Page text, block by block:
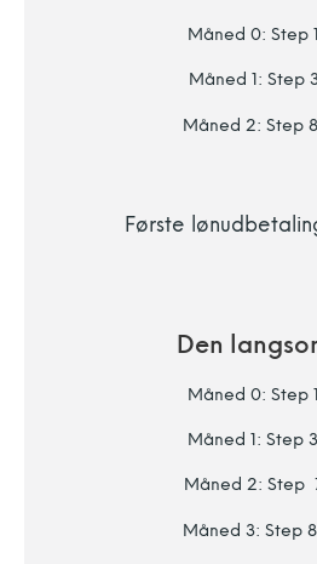
Måned 0: Step
Måned 1: Step
Måned 2: Step
Første
Den
Måned 0: Step
Måned 1: Step
Måned 2: Step
Måned 3: Step